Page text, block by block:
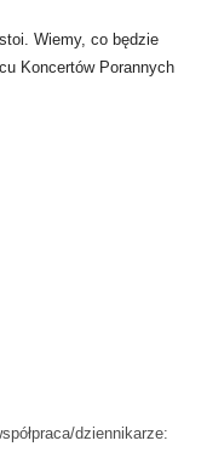
Wiemy, co będzie
Koncertów Porannych
dziennikarze: